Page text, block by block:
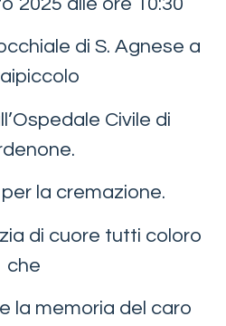
di S. Agnese a
Civile di
la cremazione.
di cuore tutti coloro
che
la memoria del caro